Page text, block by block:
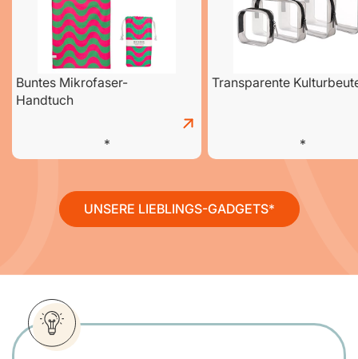
Buntes Mikrofaser-
Handtuch
Transparente
UNSERE LIEBLINGS-GADGETS